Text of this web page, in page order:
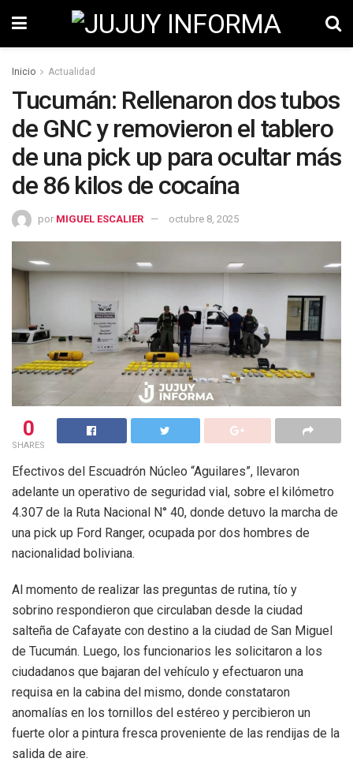
Inicio Actualidad
Tucumán: Rellenaron dos tubos
de GNC y removieron el tablero
de una pick up para ocultar más
de 86 kilos de cocaína
por MIGUEL ESCALIER octubre 8, 2025
0
SHARES
Efectivos del Escuadrón Núcleo “Aguilares”, llevaron
adelante un operativo de seguridad vial, sobre el kilómetro
4.307 de la Ruta Nacional N° 40, donde detuvo la marcha de
una pick up Ford Ranger, ocupada por dos hombres de
nacionalidad boliviana.
Al momento de realizar las preguntas de rutina, tío y
sobrino respondieron que circulaban desde la ciudad
salteña de Cafayate con destino a la ciudad de San Miguel
de Tucumán. Luego, los funcionarios les solicitaron a los
ciudadanos que bajaran del vehículo y efectuaron una
requisa en la cabina del mismo, donde constataron
anomalías en los tornillos del estéreo y percibieron un
fuerte olor a pintura fresca proveniente de las rendijas de la
salida de aire.